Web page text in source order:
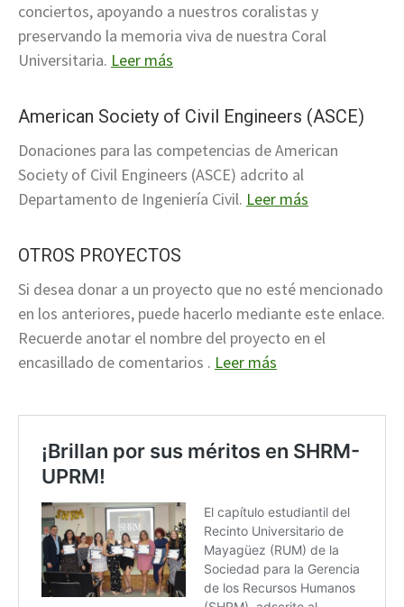
conciertos, apoyando a nuestros coralistas y
preservando la memoria viva de nuestra Coral
Universitaria. Leer más
American Society of Civil Engineers (ASCE)
Donaciones para las competencias de American
Society of Civil Engineers (ASCE) adcrito al
Departamento de Ingeniería Civil. Leer más
OTROS PROYECTOS
Si desea donar a un proyecto que no esté mencionado
en los anteriores, puede hacerlo mediante este enlace.
Recuerde anotar el nombre del proyecto en el
encasillado de comentarios . Leer más